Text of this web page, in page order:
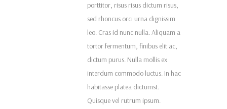
porttitor, risus risus dictum risus,
sed rhoncus orci urna dignissim
leo. Cras id nunc nulla. Aliquam a
tortor fermentum, finibus elit ac,
dictum purus. Nulla mollis ex
interdum commodo luctus. In hac
habitasse platea dictumst.
Quisque vel rutrum ipsum.